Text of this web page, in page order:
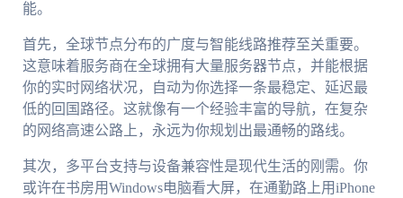
能。
首先，全球节点分布的广度与智能线路推荐至关重要。
这意味着服务商在全球拥有大量服务器节点，并能根据
你的实时网络状况，自动为你选择一条最稳定、延迟最
低的回国路径。这就像有一个经验丰富的导航，在复杂
的网络高速公路上，永远为你规划出最通畅的路线。
其次，多平台支持与设备兼容性是现代生活的刚需。你
或许在书房用Windows电脑看大屏，在通勤路上用iPhone